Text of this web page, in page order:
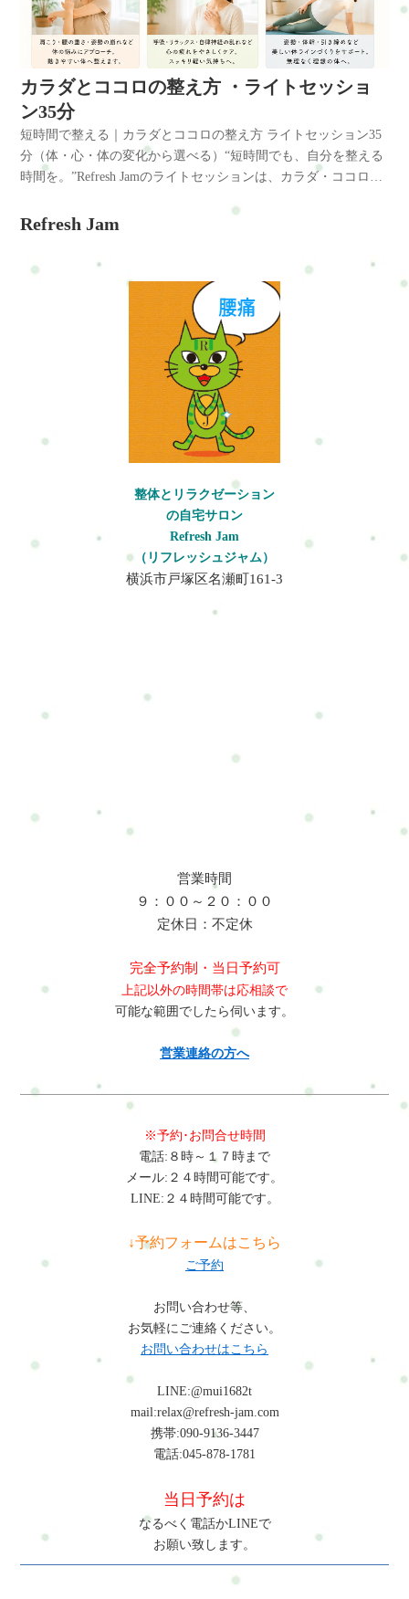
た・寝てもスッキリしない・考えすぎてしまうことが増えた◆
ひとつでも当てはまる方へここは、「がんばれる人の場所」で
はなく◆「がんばれない日があっても大丈夫な場所」です。コ
ンセプトちゃんとやるほどじゃない。でも、このままは嫌。そ
の気持ちを、否定しません。ここでは・無理をしない・できる
ことから始める・その日の状態に合わせる◆“がんばらなくても
変わる”ことを大切にしています。こんな方におすすめです・ま
ず1つの悩みを改善したい・疲れにくい体をつくりたい・運動習
慣を始めたい・姿勢や猫背を整えたい・自律神経の乱れが気に
い・無理なく続けたいベースセッション80分の内容その日の状
ダ集中コースこんな方へ・肩こり・腰痛・首こり・疲労感・姿
勢の崩れなどが気になる方。内容例・整体・ストレッチ・姿勢
調整・軽い体幹トレーニングなどを組み合わせます。? ココロ集
中コースこんな方へ・考えすぎて休まらない・呼吸が浅い・力
が抜けにくい・ストレス疲れが強いそんな方へ。内容例・呼吸
調整・リラックス整体・瞑想サポート・ヘッドケアなどを状態
に合わせて行います。? 体型集中コースこんな方へ・姿勢を整え
たい・お腹まわりが気になる・運動不足を改善したい・疲れに
くい体をつくりたいそんな方へ。内容例・整体・体幹トレーニ
ング・姿勢づくり・簡単な有酸素運動・動き方サポートなどを
空間周りを気にせず、自分のペースで受けられます。運動が苦
手でも大丈夫ハードな筋トレではなく、“続けやすい体づく
り”を大切にしています。整体だけで終わらせませんほぐすだけ
ではなく、疲れにくい状態を少しずつ目指します。実際にどん
な事をするのかセッション料金◆初回限定セッション80分8,500
を実感しやすくなります。実際に変化を感じている方の多く
運動は行わず、その日の状態に合わせて進めていきますのでご
安心ください。体型に自信がなくて恥ずかしいのですが…気に
ありません。同じようなお悩みをお持ちの方が多く来られてい
ます。ジムやパーソナルトレーニングとの違いは何ですか？
「頑張る場所」ではなく「整える場所」という点が違います。
ですか？はい、大丈夫です。無理な食事制限やきつい運動は行
いませんが、体を整えることで自然と動きやすくなり、結果と
して体の変化を感じる方が多いです。メンタル面のケアも含ま
れていますか？はい、含まれています。呼吸やリラックスの時
間を取り入れ、考えすぎてしまう状態や落ち着かない感覚をや
さしく整えていきます。どんな服装で行けばいいですか？動き
やすい服装であれば大丈夫です。部屋着のようなリラックスで
あります。どれくらい通えば変化を感じますか？個人差はあり
ますが、1回でも「体が軽い」「気持ちがラク」と感じる方が多
いです。継続することで、より安定した変化につながります。
継続しないと意味がありませんか？無理に続ける必要はありま
感じた方だけ継続していただければ大丈夫です。病院に行くほ
どではない不調でも大丈夫ですか？はい、大丈夫です。このコ
的としています。年齢的に遅くないでしょうか？全く問題あり
ません。むしろ「今から少し整えたい」という方に向けたコー
スです。最後に体も心も、少し整うだけで毎日のラクさは変わ
っていきます。Refresh Jamでは、“頑張り続けるため”ではな
く、“無理を減らして続けられる状態”を大切にしています。ご
予約・ご相談はこちらから「何をするか分からなくても大丈夫
です。」がんばれる日じゃなくても大丈夫です。その日のあな
たに合った整え方を、一緒に見つけていきます。ご予約方法電
ビューティー・minimoで予約ができます。ご予約はこちら※不
安なことがあれば、事前にご相談も可能です。まずは短い時間
から試したい方へ120分はしっかり整えるコースですが、・いき
なり長い時間は少し不安・まずは試してみたい・その日だけ軽
く整えたい◆そんな方には■カラダとココロの整え方ミニセッシ
カラダとココロの整え方 ・ライトセッショ
ン35分
短時間で整える｜カラダとココロの整え方 ライトセッション35
分（体・心・体の変化から選べる）“短時間でも、自分を整える
時間を。”Refresh Jamのライトセッションは、カラダ・ココロ・
ョートセッションです。「長時間は難しい」「まずは気軽に始
続けやすい35分。短い時間でも、少し体が軽くなる。少し呼吸
がラクになる。少し前向きになれる。そんな“小さな変化”を大
切にしています。※ライトセッション35分は整体は含まれませ
ん。カラダとココロの整え方とは？こんな風に感じていません
か？・運動した方がいいとは思っている・でも何から始めれば
いいか分からない・ジムはちょっとハードルが高い・体型が気
になっている・最近、疲れやすい・寝てもスッキリしない・な
んとなく落ち着かない・子供の体型や姿勢が気になる→ひとつ
でも当てはまる方へ◆「まずは少し整えたい方」のためのコー
スですコンセプトこのコースは◆「今日はこれだけ整えたい」
日の状態に合わせる→短い時間でも◆「少しラクになった」と
感じることを大切にしていますこんな方におすすめです・運動
が初めて・苦手・短時間で整えたい・仕事や家事の合間に通い
たい・まずは試してみたい・軽く運動習慣を作りたい・姿勢や
呼吸を整えたい・疲れを溜め込みたくない・定期的にメンテナ
分の内容カラダ・ココロ・体型づくりの中から、1つを選んで集
こんな方へ・頭が休まらない・呼吸が浅い・緊張しやすい・リ
ラックスしたいそんな方へ。内容例・呼吸調整・リラックスケ
軽く体を動かしたい・姿勢を整えたい・運動不足が気になる・
ーニング・姿勢づくり・簡単な運動サポートなどを行います。
※ライトセッション35分は整体は含まれません。実際にどんな
人目を気にせず、ゆっくり整えられます。運動が苦手でも大丈
夫“がんばる運動”ではなく、“続けやすい体づくり”を大切にして
心のラクさにつながっていきます。セッション料金◆初回限定
セッション35分4,500円― 単発受講◆4回チケット（35分×4）
16,000円― 2,000円お得有効期限：1ヶ月以内◆8回チケット（35
分×8）30,000円― 6,000円お得有効期限：2ヶ月以内※人は変化
を与えることができます。※体質改善や慢性的な不調の改善
は、継続することで効果を実感しやすくなります。実際に変化
す。そのため、お得な4回・8回チケットをご用意しています。
大丈夫です。このコースは「できることから始める」ことを大
切にしています。無理な運動は行わず、その日の状態に合わせ
て進めていきますのでご安心ください。体型に自信がなくて恥
ずかしいのですが…気にしなくて大丈夫です。完全予約制のた
ちの方が多く来られています。ジムやパーソナルトレーニング
との違いは何ですか？「頑張る場所」ではなく「整える場所」
き、呼吸やリラックスも取り入れながら整えていきます。ダイ
エット目的でも大丈夫ですか？はい、大丈夫です。無理な食事
制限やきつい運動は行いませんが、体を整えることで自然と動
きやすくなり、結果として体の変化を感じる方が多いです。メ
ンタル面のケアも含まれていますか？はい、含まれています。
呼吸やリラックスの時間を取り入れ、考えすぎてしまう状態や
落ち着かない感覚をやさしく整えていきます。どんな服装で行
けばいいですか？動きやすい服装であれば大丈夫です。部屋着
もお着替えを準備してあります。どれくらい通えば変化を感じ
ますか？個人差はありますが、1回でも「体が軽い」「気持ちが
ラク」と感じる方が多いです。継続することで、より安定した
変化につながります。継続しないと意味がありませんか？無理
に続ける必要はありません。まずは1回試していただき、「これ
Refresh Jam
整体とリラクゼーション
の自宅サロン
Refresh Jam
（リフレッシュジャム）
横浜市戸塚区名瀬町161-3
営業時間
９：００～２０：００
定休日：不定休
完全予約制・当日予約可
上記以外の時間帯は応相談で
可能な範囲でしたら伺います。
営業連絡の方へ
※予約･お問合せ時間
電話:８時～１７時まで
メール:２４時間可能です。
LINE:２４時間可能です。
↓予約フォームはこちら
ご予約
お問い合わせ等、
お気軽にご連絡ください。
お問い合わせはこちら
LINE:@mui1682t
mail:relax@refresh-jam.com
携帯:090-9136-3447
電話:045-878-1781
当日予約は
なるべく電話かLINEで
お願い致します。